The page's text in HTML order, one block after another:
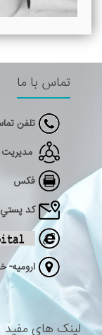
تماس با ما
تلفن
فکس
كد پستي
اروميه-
لینک های مفید